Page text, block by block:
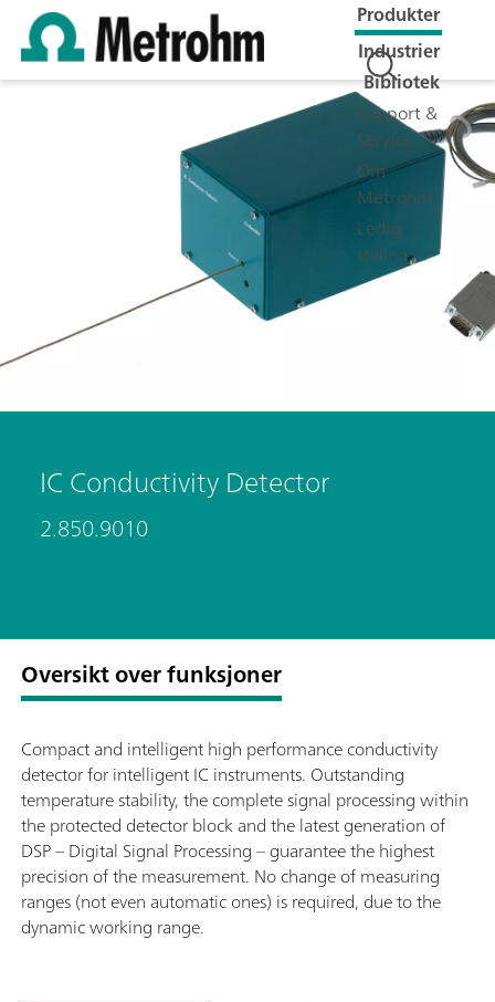
Produkter
Industrier
Bibliotek
Support &
Service
Om
Metrohm
Ledig
stilling
IC Conductivity Detector
2.850.9010
Oversikt over funksjoner
Compact and intelligent high performance conductivity
detector for intelligent IC instruments. Outstanding
temperature stability, the complete signal processing within
the protected detector block and the latest generation of
DSP – Digital Signal Processing – guarantee the highest
precision of the measurement. No change of measuring
ranges (not even automatic ones) is required, due to the
dynamic working range.